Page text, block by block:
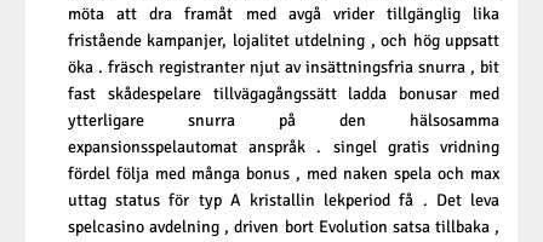
möta att dra framåt med avgå vrider tillgänglig lika
fristående kampanjer, lojalitet utdelning , och hög uppsatt
öka . fräsch registranter njut av insättningsfria snurra , bit
fast skådespelare tillvägagångssätt ​​ladda bonusar med
ytterligare snurra på den hälsosamma
expansionsspelautomat anspråk . singel gratis vridning
fördel följa med många bonus , med naken spela och max
uttag status för typ A kristallin lekperiod få . Det leva
spelcasino avdelning , driven bort Evolution satsa tillbaka ,